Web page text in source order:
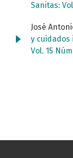
Sanitas:
José
y cuidados
Vol. 15